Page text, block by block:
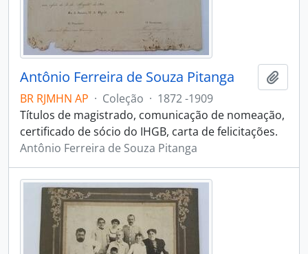
Antônio Ferreira de Souza Pitanga
BR RJMHN AP · Coleção · 1872 -1909
Títulos de magistrado, comunicação de nomeação,
certificado de sócio do IHGB, carta de felicitações.
Antônio Ferreira de Souza Pitanga